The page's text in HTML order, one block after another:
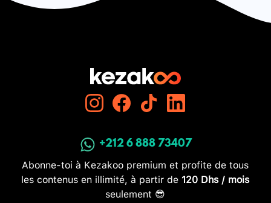
+212 6 888 73407
Abonne-toi à Kezakoo premium et profite de tous
les contenus en illimité, à partir de 120 Dhs / mois
seulement 😎